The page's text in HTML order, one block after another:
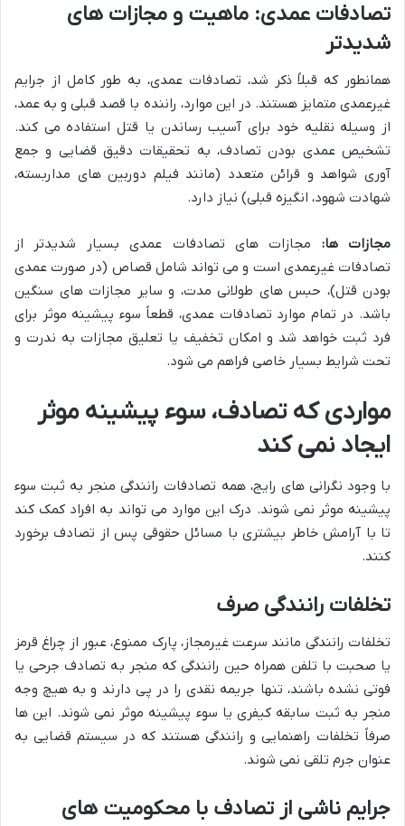
تصادفات عمدی: ماهیت و مجازات های
شدیدتر
همانطور که قبلاً ذکر شد، تصادفات عمدی، به طور کامل از جرایم
غیرعمدی متمایز هستند. در این موارد، راننده با قصد قبلی و به عمد،
از وسیله نقلیه خود برای آسیب رساندن یا قتل استفاده می کند.
تشخیص عمدی بودن تصادف، به تحقیقات دقیق قضایی و جمع
آوری شواهد و قرائن متعدد (مانند فیلم دوربین های مداربسته،
شهادت شهود، انگیزه قبلی) نیاز دارد.
مجازات ها: مجازات های تصادفات عمدی بسیار شدیدتر از
تصادفات غیرعمدی است و می تواند شامل قصاص (در صورت عمدی
بودن قتل)، حبس های طولانی مدت، و سایر مجازات های سنگین
باشد. در تمام موارد تصادفات عمدی، قطعاً سوء پیشینه موثر برای
فرد ثبت خواهد شد و امکان تخفیف یا تعلیق مجازات به ندرت و
تحت شرایط بسیار خاصی فراهم می شود.
مواردی که تصادف، سوء پیشینه موثر
ایجاد نمی کند
با وجود نگرانی های رایج، همه تصادفات رانندگی منجر به ثبت سوء
پیشینه موثر نمی شوند. درک این موارد می تواند به افراد کمک کند
تا با آرامش خاطر بیشتری با مسائل حقوقی پس از تصادف برخورد
کنند.
تخلفات رانندگی صرف
تخلفات رانندگی مانند سرعت غیرمجاز، پارک ممنوع، عبور از چراغ قرمز
یا صحبت با تلفن همراه حین رانندگی که منجر به تصادف جرحی یا
فوتی نشده باشند، تنها جریمه نقدی را در پی دارند و به هیچ وجه
منجر به ثبت سابقه کیفری یا سوء پیشینه موثر نمی شوند. این ها
صرفاً تخلفات راهنمایی و رانندگی هستند که در سیستم قضایی به
عنوان جرم تلقی نمی شوند.
جرایم ناشی از تصادف با محکومیت های